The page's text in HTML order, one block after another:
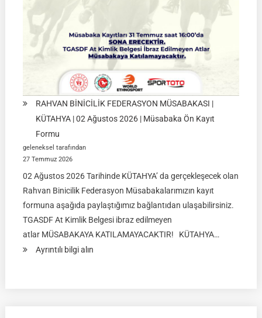
RAHVAN BİNİCİLİK FEDERASYON MÜSABAKASI |
KÜTAHYA | 02 Ağustos 2026 | Müsabaka Ön Kayıt
Formu
geleneksel tarafından
27 Temmuz 2026
02 Ağustos 2026 Tarihinde KÜTAHYA’ da gerçekleşecek olan
Rahvan Binicilik Federasyon Müsabakalarımızın kayıt
formuna aşağıda paylaştığımız bağlantıdan ulaşabilirsiniz.
TGASDF At Kimlik Belgesi ibraz edilmeyen
atlar MÜSABAKAYA KATILAMAYACAKTIR! KÜTAHYA…
Ayrıntılı bilgi alın: